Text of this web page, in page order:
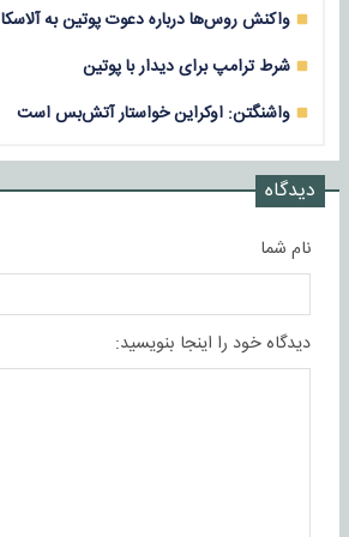
واکنش روس‌ها درباره دعوت پوتین به آلاسکا
شرط ترامپ برای دیدار با پوتین
واشنگتن: اوکراین خواستار آتش‌بس است
دیدگاه
نام شما
دیدگاه خود را اینجا بنویسید: